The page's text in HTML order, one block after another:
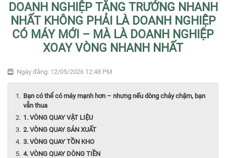
DOANH NGHIỆP TĂNG TRƯỞNG NHANH
NHẤT KHÔNG PHẢI LÀ DOANH NGHIỆP
CÓ MÁY MỚI – MÀ LÀ DOANH NGHIỆP
XOAY VÒNG NHANH NHẤT
Ngày đăng: 12/05/2026 12:48 PM
Bạn có thể có máy mạnh hơn – nhưng nếu dòng chảy chậm, bạn
vẫn thua
1. VÒNG QUAY VẬT LIỆU
2. VÒNG QUAY SẢN XUẤT
3. VÒNG QUAY TỒN KHO
4. VÒNG QUAY DÒNG TIỀN